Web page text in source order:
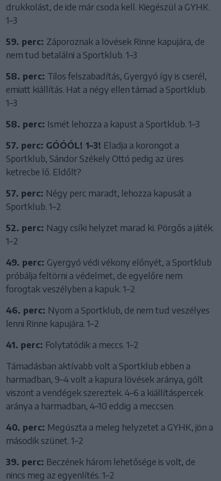
drukkolást, de ide már csoda kell. Kiegészül a GYHK.
1–3
59. perc: Záporoznak a lövések Rinne kapujára, de
nem tud betalálni a Sportklub. 1–3
58. perc: Tilos felszabadítás, Gyergyó így is cserél,
emiatt kiállítás. Hat a négy ellen támad a Sportklub.
1–3
58. perc: Ismét lehozza a kapust a Sportklub. 1–3
57. perc: GÓÓÓL! 1–3! Eladja a korongot a
Sportklub, Sándor Székely Ottó pedig az üres
ketrecbe lő. Eldőlt?
57. perc: Négy perc maradt, lehozza kapusát a
Sportklub. 1–2
52. perc: Nagy csíki helyzet marad ki. Pörgős a játék.
1–2
49. perc: Gyergyó védi vékony előnyét, a Sportklub
próbálja feltörni a védelmet, de egyelőre nem
forogtak veszélyben a kapuk. 1–2
46. perc: Nyom a Sportklub, de nem tud veszélyes
lenni Rinne kapujára. 1–2
41. perc: Folytatódik a meccs. 1–2
Támadásban aktívabb volt a Sportklub ebben a
harmadban, 9–4 volt a kapura lövések aránya, gólt
viszont a vendégek szereztek. 4–6 a kiállításpercek
aránya a harmadban, 4–10 eddig a meccsen.
40. perc: Megúszta a meleg helyzetet a GYHK, jön a
második szünet. 1–2
39. perc: Beczének három lehetősége is volt, de
nincs meg az egyenlítés. 1–2